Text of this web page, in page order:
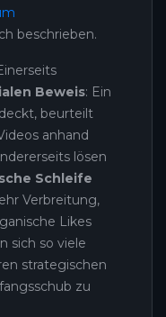
beschrieben.
Beweis: Ein
beurteilt
anhand
lösen
Schleife
Verbreitung,
Likes
sich so viele
strategischen
zu